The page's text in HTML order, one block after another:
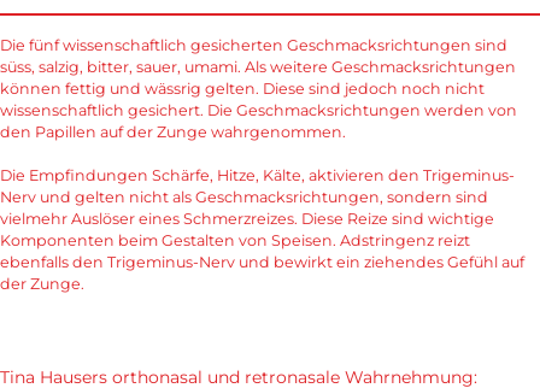
Die fünf wissenschaftlich gesicherten Geschmacksrichtungen sind
süss, salzig, bitter, sauer, umami. Als weitere Geschmacksrichtungen
können fettig und wässrig gelten. Diese sind jedoch noch nicht
wissenschaftlich gesichert. Die Geschmacksrichtungen werden von
den Papillen auf der Zunge wahrgenommen.
Die Empfindungen Schärfe, Hitze, Kälte, aktivieren den Trigeminus-
Nerv und gelten nicht als Geschmacksrichtungen, sondern sind
vielmehr Auslöser eines Schmerzreizes. Diese Reize sind wichtige
Komponenten beim Gestalten von Speisen. Adstringenz reizt
ebenfalls den Trigeminus-Nerv und bewirkt ein ziehendes Gefühl auf
der Zunge.
Tina Hausers orthonasal und retronasale Wahrnehmung: